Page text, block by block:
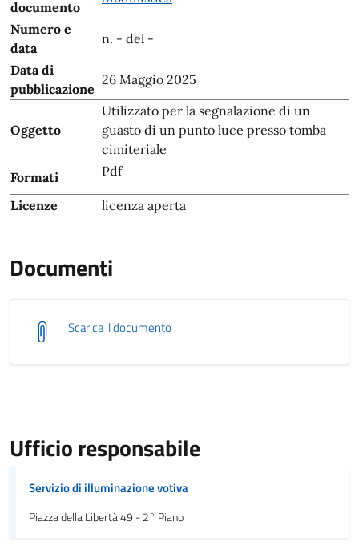
documento
Numero e
data
n. - del -
Data di
pubblicazione
26 Maggio 2025
Oggetto
Utilizzato per la segnalazione di un
guasto di un punto luce presso tomba
cimiteriale
Formati
Pdf
Licenze licenza aperta
Documenti
Scarica il documento
Ufficio responsabile
Servizio di illuminazione votiva
Piazza della Libertà 49 - 2° Piano